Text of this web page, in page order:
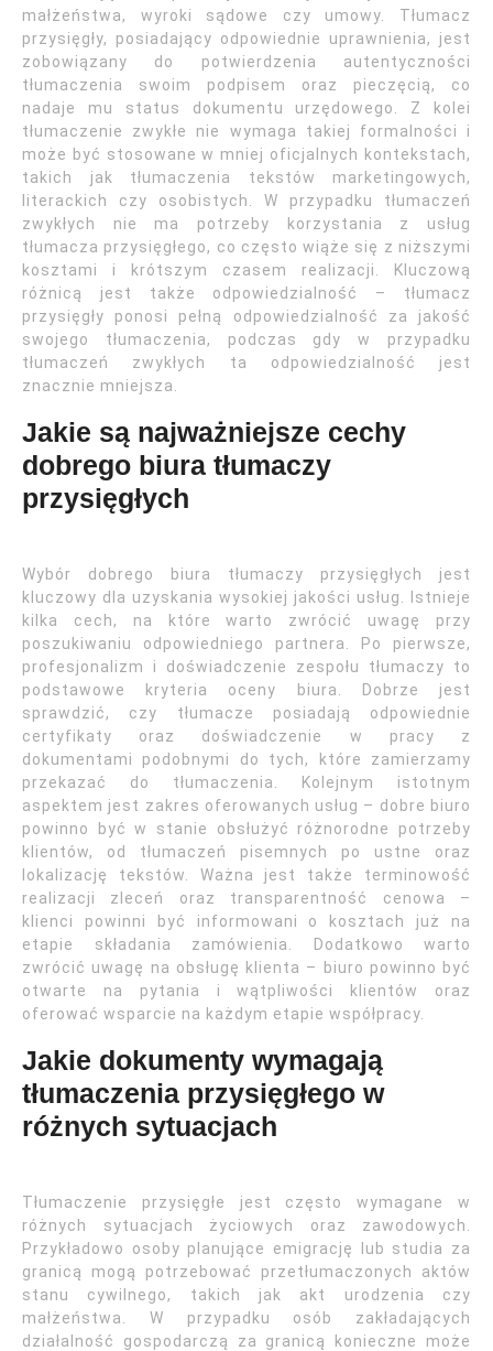
małżeństwa, wyroki sądowe czy umowy. Tłumacz
przysięgły, posiadający odpowiednie uprawnienia, jest
zobowiązany do potwierdzenia autentyczności
tłumaczenia swoim podpisem oraz pieczęcią, co
nadaje mu status dokumentu urzędowego. Z kolei
tłumaczenie zwykłe nie wymaga takiej formalności i
może być stosowane w mniej oficjalnych kontekstach,
takich jak tłumaczenia tekstów marketingowych,
literackich czy osobistych. W przypadku tłumaczeń
zwykłych nie ma potrzeby korzystania z usług
tłumacza przysięgłego, co często wiąże się z niższymi
kosztami i krótszym czasem realizacji. Kluczową
różnicą jest także odpowiedzialność – tłumacz
przysięgły ponosi pełną odpowiedzialność za jakość
swojego tłumaczenia, podczas gdy w przypadku
tłumaczeń zwykłych ta odpowiedzialność jest
znacznie mniejsza.
Jakie są najważniejsze cechy
dobrego biura tłumaczy
przysięgłych
Wybór dobrego biura tłumaczy przysięgłych jest
kluczowy dla uzyskania wysokiej jakości usług. Istnieje
kilka cech, na które warto zwrócić uwagę przy
poszukiwaniu odpowiedniego partnera. Po pierwsze,
profesjonalizm i doświadczenie zespołu tłumaczy to
podstawowe kryteria oceny biura. Dobrze jest
sprawdzić, czy tłumacze posiadają odpowiednie
certyfikaty oraz doświadczenie w pracy z
dokumentami podobnymi do tych, które zamierzamy
przekazać do tłumaczenia. Kolejnym istotnym
aspektem jest zakres oferowanych usług – dobre biuro
powinno być w stanie obsłużyć różnorodne potrzeby
klientów, od tłumaczeń pisemnych po ustne oraz
lokalizację tekstów. Ważna jest także terminowość
realizacji zleceń oraz transparentność cenowa –
klienci powinni być informowani o kosztach już na
etapie składania zamówienia. Dodatkowo warto
zwrócić uwagę na obsługę klienta – biuro powinno być
otwarte na pytania i wątpliwości klientów oraz
oferować wsparcie na każdym etapie współpracy.
Jakie dokumenty wymagają
tłumaczenia przysięgłego w
różnych sytuacjach
Tłumaczenie przysięgłe jest często wymagane w
różnych sytuacjach życiowych oraz zawodowych.
Przykładowo osoby planujące emigrację lub studia za
granicą mogą potrzebować przetłumaczonych aktów
stanu cywilnego, takich jak akt urodzenia czy
małżeństwa. W przypadku osób zakładających
działalność gospodarczą za granicą konieczne może